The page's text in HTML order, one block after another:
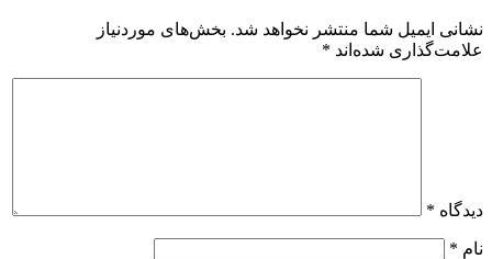
نشانی ایمیل شما منتشر نخواهد شد. بخش‌های موردنیاز
علامت‌گذاری شده‌اند *
دیدگاه *
نام *